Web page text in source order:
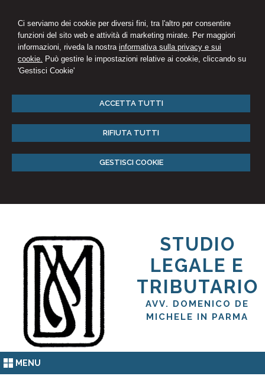
Ci serviamo dei cookie per diversi fini, tra l'altro per consentire
funzioni del sito web e attività di marketing mirate. Per maggiori
informazioni, riveda la nostra informativa sulla privacy e sui
cookie. Può gestire le impostazioni relative ai cookie, cliccando su
'Gestisci Cookie'
ACCETTA TUTTI
RIFIUTA TUTTI
GESTISCI COOKIE
STUDIO
LEGALE E
TRIBUTARIO
AVV. DOMENICO DE
MICHELE IN PARMA
MENU